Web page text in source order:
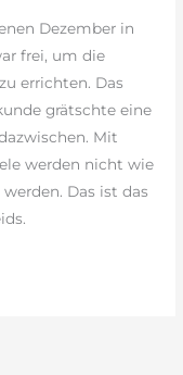
Dezember in
frei, um die
errichten. Das
grätschte eine
Mit
werden nicht wie
Das ist das